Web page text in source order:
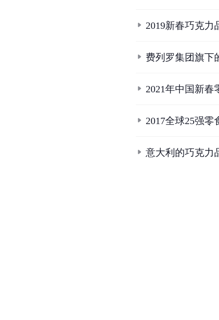
2019新春巧克力
费列罗集团旗下
2021年中国新春
2017全球25强零
意大利的巧克力